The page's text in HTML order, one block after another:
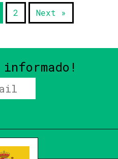
2 Next »
informado!